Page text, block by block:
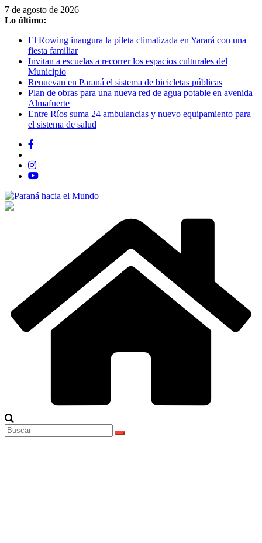
Saltar
al
7 de agosto de 2026
Lo último:
El Rowing inaugura la pileta climatizada en Yarará con una
fiesta familiar
Invitan a escuelas a recorrer los espacios culturales del
Municipio
Renuevan en Paraná el sistema de bicicletas públicas
Plan de obras para una nueva red de agua potable en avenida
Almafuerte
Entre Ríos suma 24 ambulancias y nuevo equipamiento para
el sistema de salud